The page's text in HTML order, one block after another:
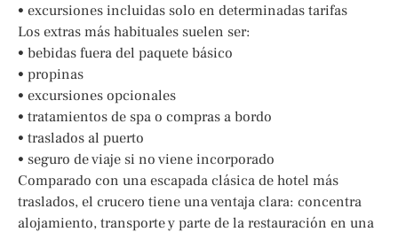
• excursiones incluidas solo en determinadas tarifas
Los extras más habituales suelen ser:
• bebidas fuera del paquete básico
• propinas
• excursiones opcionales
• tratamientos de spa o compras a bordo
• traslados al puerto
• seguro de viaje si no viene incorporado
Comparado con una escapada clásica de hotel más
traslados, el crucero tiene una ventaja clara: concentra
alojamiento, transporte y parte de la restauración en una